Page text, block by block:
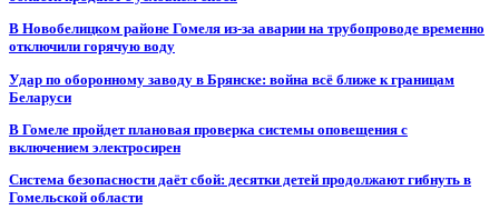
В Новобелицком районе Гомеля из-за аварии на трубопроводе временно
отключили горячую воду
Удар по оборонному заводу в Брянске: война всё ближе к границам
Беларуси
В Гомеле пройдет плановая проверка системы оповещения с
включением электросирен
Система безопасности даёт сбой: десятки детей продолжают гибнуть в
Гомельской области